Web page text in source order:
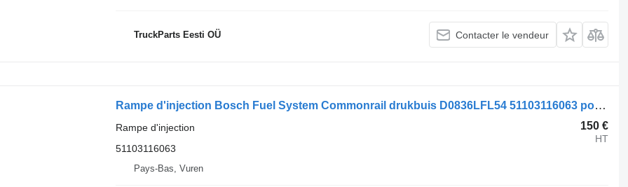
TruckParts Eesti OÜ Contacter le vendeur
Rampe d'injection Bosch Fuel System Commonrail drukbuis D0836LFL54 51103116063 pour camion
150 €
HT
Rampe d'injection
51103116063
Pays-Bas, Vuren